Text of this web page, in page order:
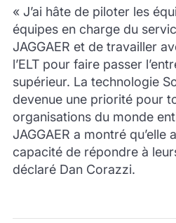
« J’ai hâte de piloter les
équipes en charge du
JAGGAER et de travailler
l’ELT pour faire passer
supérieur. La technologie
devenue une priorité pour
organisations du monde
JAGGAER a montré qu’elle
capacité de répondre à
déclaré Dan Corazzi.